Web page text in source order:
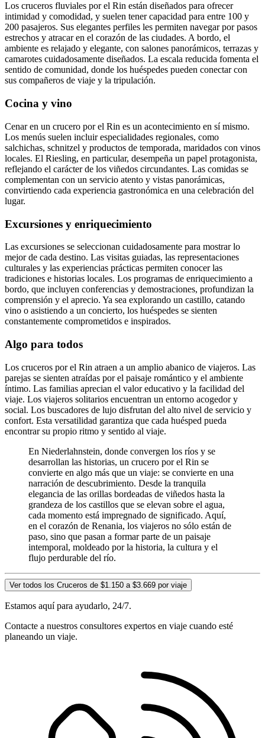
Los cruceros fluviales por el Rin están diseñados para ofrecer
intimidad y comodidad, y suelen tener capacidad para entre 100 y
200 pasajeros. Sus elegantes perfiles les permiten navegar por pasos
estrechos y atracar en el corazón de las ciudades. A bordo, el
ambiente es relajado y elegante, con salones panorámicos, terrazas y
camarotes cuidadosamente diseñados. La escala reducida fomenta el
sentido de comunidad, donde los huéspedes pueden conectar con
sus compañeros de viaje y la tripulación.
Cocina y vino
Cenar en un crucero por el Rin es un acontecimiento en sí mismo.
Los menús suelen incluir especialidades regionales, como
salchichas, schnitzel y productos de temporada, maridados con vinos
locales. El Riesling, en particular, desempeña un papel protagonista,
reflejando el carácter de los viñedos circundantes. Las comidas se
complementan con un servicio atento y vistas panorámicas,
convirtiendo cada experiencia gastronómica en una celebración del
lugar.
Excursiones y enriquecimiento
Las excursiones se seleccionan cuidadosamente para mostrar lo
mejor de cada destino. Las visitas guiadas, las representaciones
culturales y las experiencias prácticas permiten conocer las
tradiciones e historias locales. Los programas de enriquecimiento a
bordo, que incluyen conferencias y demostraciones, profundizan la
comprensión y el aprecio. Ya sea explorando un castillo, catando
vino o asistiendo a un concierto, los huéspedes se sienten
constantemente comprometidos e inspirados.
Algo para todos
Los cruceros por el Rin atraen a un amplio abanico de viajeros. Las
parejas se sienten atraídas por el paisaje romántico y el ambiente
íntimo. Las familias aprecian el valor educativo y la facilidad del
viaje. Los viajeros solitarios encuentran un entorno acogedor y
social. Los buscadores de lujo disfrutan del alto nivel de servicio y
confort. Esta versatilidad garantiza que cada huésped pueda
encontrar su propio ritmo y sentido al viaje.
En Niederlahnstein, donde convergen los ríos y se
desarrollan las historias, un crucero por el Rin se
convierte en algo más que un viaje: se convierte en una
narración de descubrimiento. Desde la tranquila
elegancia de las orillas bordeadas de viñedos hasta la
grandeza de los castillos que se elevan sobre el agua,
cada momento está impregnado de significado. Aquí,
en el corazón de Renania, los viajeros no sólo están de
paso, sino que pasan a formar parte de un paisaje
intemporal, moldeado por la historia, la cultura y el
flujo perdurable del río.
Ver todos los Cruceros de $1.150 a $3.669 por viaje
Estamos aquí para ayudarlo, 24/7.
Contacte a nuestros consultores expertos en viaje cuando esté
planeando un viaje.